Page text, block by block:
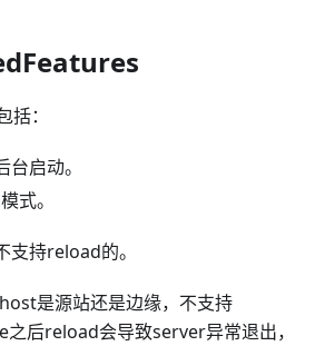
：
启动。
式。
持reload的。
是源站还是边缘，不支持
后reload会导致server异常退出，